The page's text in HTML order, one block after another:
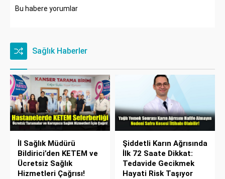
Bu habere yorumlar
Sağlık Haberler
İl Sağlık Müdürü
Bildirici’den KETEM ve
Ücretsiz Sağlık
Hizmetleri Çağrısı!
Şiddetli Karın Ağrısında
İlk 72 Saate Dikkat:
Tedavide Gecikmek
Hayati Risk Taşıyor